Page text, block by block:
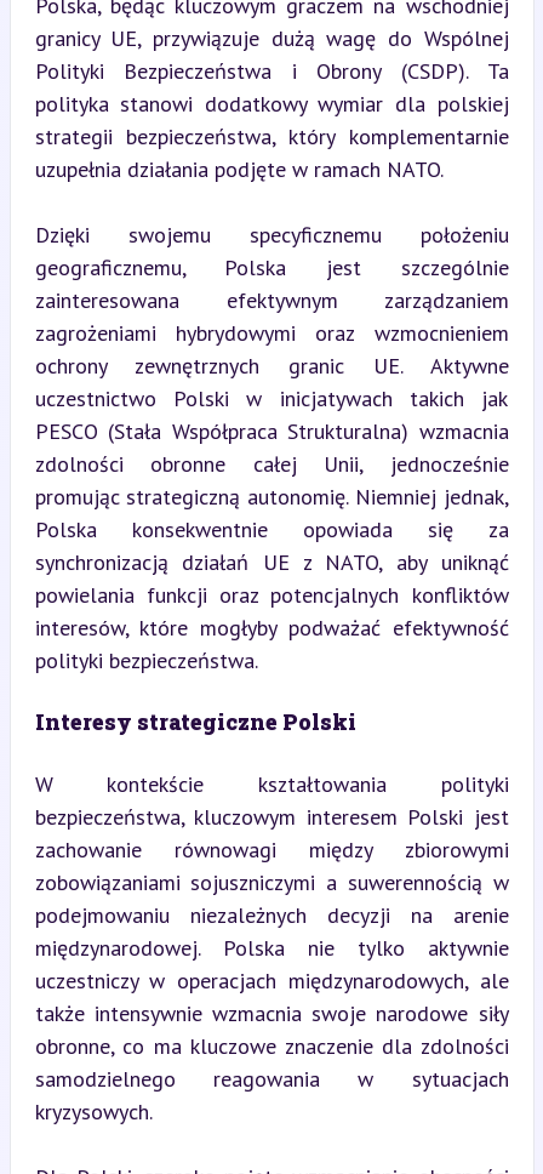
granicy UE, przywiązuje dużą wagę do Wspólnej
Polityki Bezpieczeństwa i Obrony (CSDP). Ta
polityka stanowi dodatkowy wymiar dla polskiej
strategii bezpieczeństwa, który komplementarnie
uzupełnia działania podjęte w ramach NATO.
Dzięki swojemu specyficznemu położeniu
geograficznemu, Polska jest szczególnie
zainteresowana efektywnym zarządzaniem
zagrożeniami hybrydowymi oraz wzmocnieniem
ochrony zewnętrznych granic UE. Aktywne
uczestnictwo Polski w inicjatywach takich jak
PESCO (Stała Współpraca Strukturalna) wzmacnia
zdolności obronne całej Unii, jednocześnie
promując strategiczną autonomię. Niemniej jednak,
Polska konsekwentnie opowiada się za
synchronizacją działań UE z NATO, aby uniknąć
powielania funkcji oraz potencjalnych konfliktów
interesów, które mogłyby podważać efektywność
polityki bezpieczeństwa.
Interesy strategiczne Polski
W kontekście kształtowania polityki
bezpieczeństwa, kluczowym interesem Polski jest
zachowanie równowagi między zbiorowymi
zobowiązaniami sojuszniczymi a suwerennością w
podejmowaniu niezależnych decyzji na arenie
międzynarodowej. Polska nie tylko aktywnie
uczestniczy w operacjach międzynarodowych, ale
także intensywnie wzmacnia swoje narodowe siły
obronne, co ma kluczowe znaczenie dla zdolności
samodzielnego reagowania w sytuacjach
kryzysowych.